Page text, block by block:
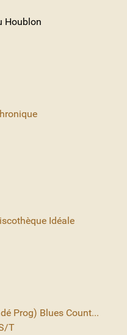
Houblon
Idéale
Prog) Blues Count...
T